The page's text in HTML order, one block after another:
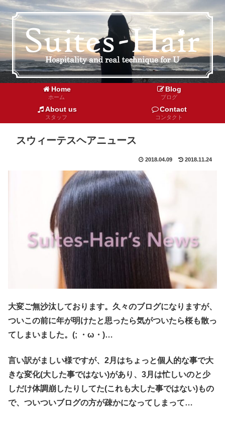
Home
ホーム
Blog
ブログ
About us
スタッフ
Contact
コンタクト
スウィーテスヘアニュース
2018.04.09 2018.11.24
大変ご無沙汰しております。久々のブログになりますが、
ついこの前に年が明けたと思ったら気がついたら桜も散っ
てしまいました。(; ・ω・)…
言い訳がましい様ですが、2月はちょっと個人的な事で大
きな変化(大した事ではない)があり、3月は忙しいのと少
しだけ体調崩したりしてた(これも大した事ではない)もの
で、ついついブログの方が疎かになってしまって…